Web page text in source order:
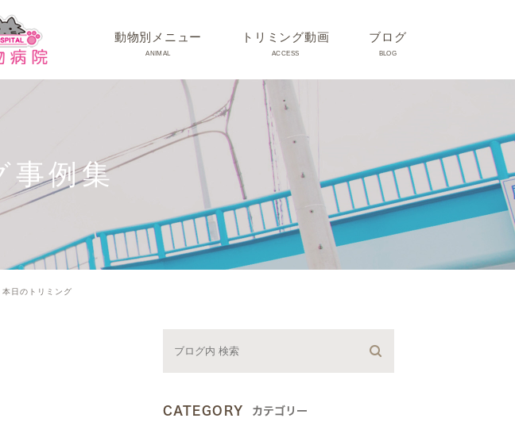
動物別メニュー
ANIMAL
ネコちゃんの病気
うさぎちゃん･その他動物の病気
トリミング動画
ACCESS
ブログ
BLOG
うさぎ、ハムスター、小鳥、
モルモットなどについて
トリミング事例集
ホリスティック医療
事例集
本日のトリミング
CATEGORY カテゴリー